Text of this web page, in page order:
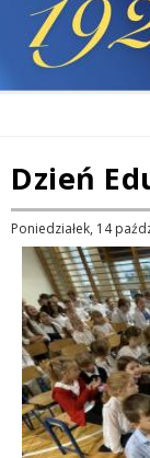
Dzień
Poniedziałek, 14
Treść